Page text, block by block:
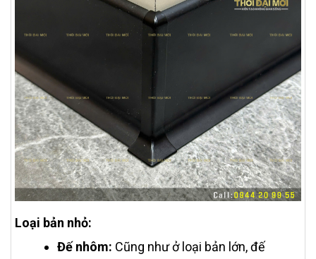
Loại bản nhỏ:
Đế nhôm: Cũng như ở loại bản lớn, đế